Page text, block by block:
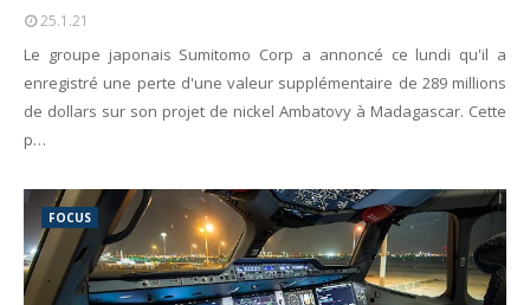
25.1.21
Le groupe japonais Sumitomo Corp a annoncé ce lundi qu'il a
enregistré une perte d'une valeur supplémentaire de 289 millions
de dollars sur son projet de nickel Ambatovy à Madagascar. Cette
p…
FOCUS